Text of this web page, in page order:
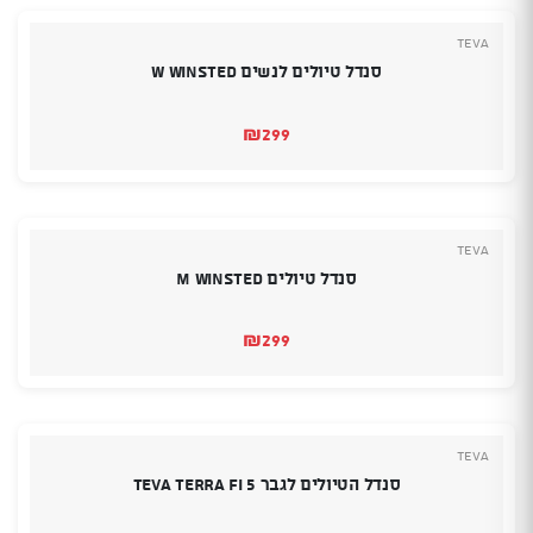
TEVA
סנדל טיולים לנשים W WINSTED
₪299
TEVA
סנדל טיולים M WINSTED
₪299
TEVA
סנדל הטיולים לגבר TEVA TERRA FI 5